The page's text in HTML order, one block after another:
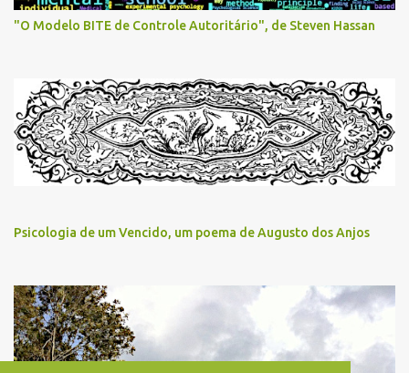
"O Modelo BITE de Controle Autoritário", de Steven Hassan
Psicologia de um Vencido, um poema de Augusto dos Anjos